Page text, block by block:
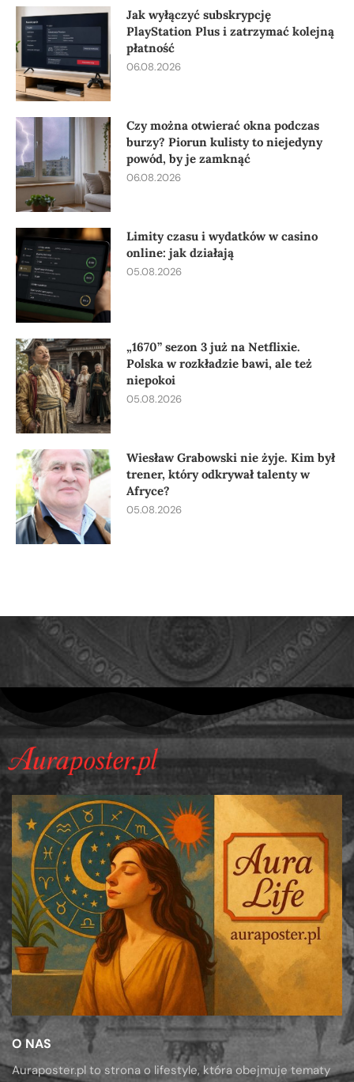
Jak wyłączyć subskrypcję
PlayStation Plus i zatrzymać kolejną
płatność
06.08.2026
Czy można otwierać okna podczas
burzy? Piorun kulisty to niejedyny
powód, by je zamknąć
06.08.2026
Limity czasu i wydatków w casino
online: jak działają
05.08.2026
„1670” sezon 3 już na Netflixie.
Polska w rozkładzie bawi, ale też
niepokoi
05.08.2026
Wiesław Grabowski nie żyje. Kim był
trener, który odkrywał talenty w
Afryce?
05.08.2026
O NAS
Auraposter.pl to strona o lifestyle, która obejmuje tematy